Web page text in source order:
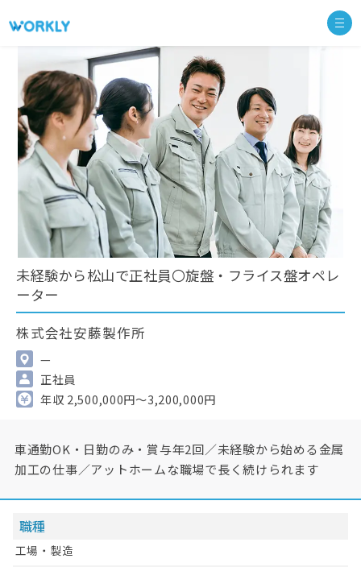
未経験から松山で正社員〇旋盤・フライス盤オペレ
ーター
株式会社安藤製作所
—
正社員
年収 2,500,000円～3,200,000円
車通勤OK・日勤のみ・賞与年2回／未経験から始める金属
加工の仕事／アットホームな職場で長く続けられます
職種
工場・製造